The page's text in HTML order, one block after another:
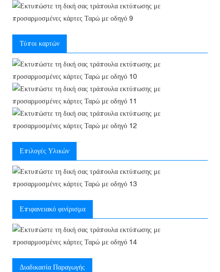
Τύποι καρτών
Επιλογές Υλικών
Επιφανειακό φινίρισμα
Διαδικασία Παραγωγής